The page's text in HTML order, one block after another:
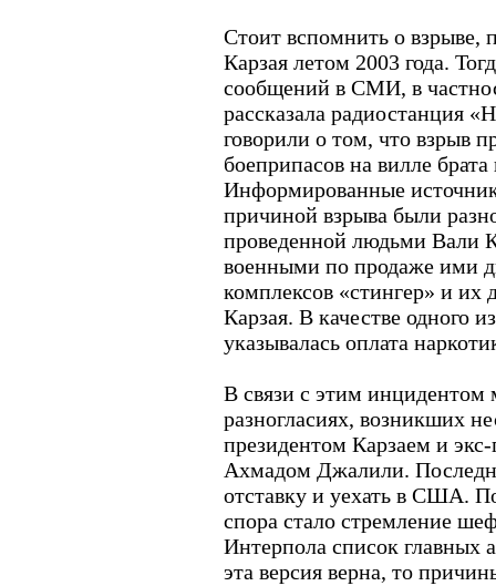
Стоит вспомнить о
Карзая летом 2003 года.
сообщений в СМИ, в
рассказала радиостанция
говорили о том, что взрыв
боеприпасов на вилле брата
Информированные
причиной взрыва были
проведенной людьми Вали
военными по продаже ими
комплексов «стингер» и их
Карзая. В качестве одного
указывалась оплата
В связи с этим
разногласиях, возникших
президентом Карзаем и
Ахмадом Джалили.
отставку и уехать в США.
спора стало стремление
Интерпола список главных
эта версия верна, то